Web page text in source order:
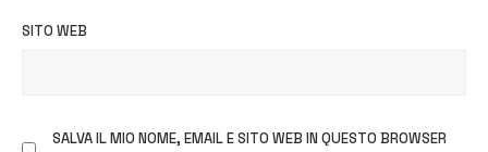
SITO WEB
SALVA IL MIO NOME, EMAIL E SITO WEB IN QUESTO BROWSER